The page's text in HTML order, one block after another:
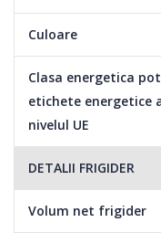
Control mecanic cu
racire si congelare, dar
Culoare
Clasa energetica
etichete energetice
nivelul UE
DETALII FRIGIDER
Volum net frigider